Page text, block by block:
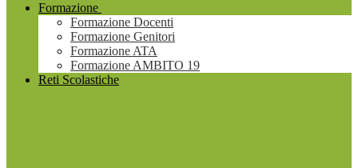
Formazione
Formazione Docenti
Formazione Genitori
Formazione ATA
Formazione AMBITO 19
Reti Scolastiche